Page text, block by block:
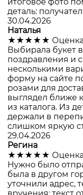
деталь:
30.04.2026
Наталья
★★★★★
Выбирала букет
поздравления и
несколькими
форму на сайте
розами для
выглядел ближе
из каталога. Из
держали в
слишком яркую
29.04.2026
Регина
★★★★★
Нужно было
была в другом
уточнили адрес,
вручения; текст